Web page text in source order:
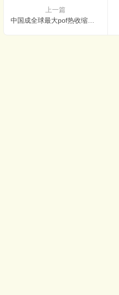
上一篇
中国成全球最大pof热收缩膜消费国